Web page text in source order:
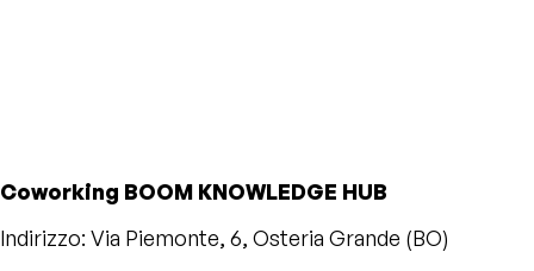
Coworking BOOM KNOWLEDGE HUB
Indirizzo: Via Piemonte, 6, Osteria Grande (BO)